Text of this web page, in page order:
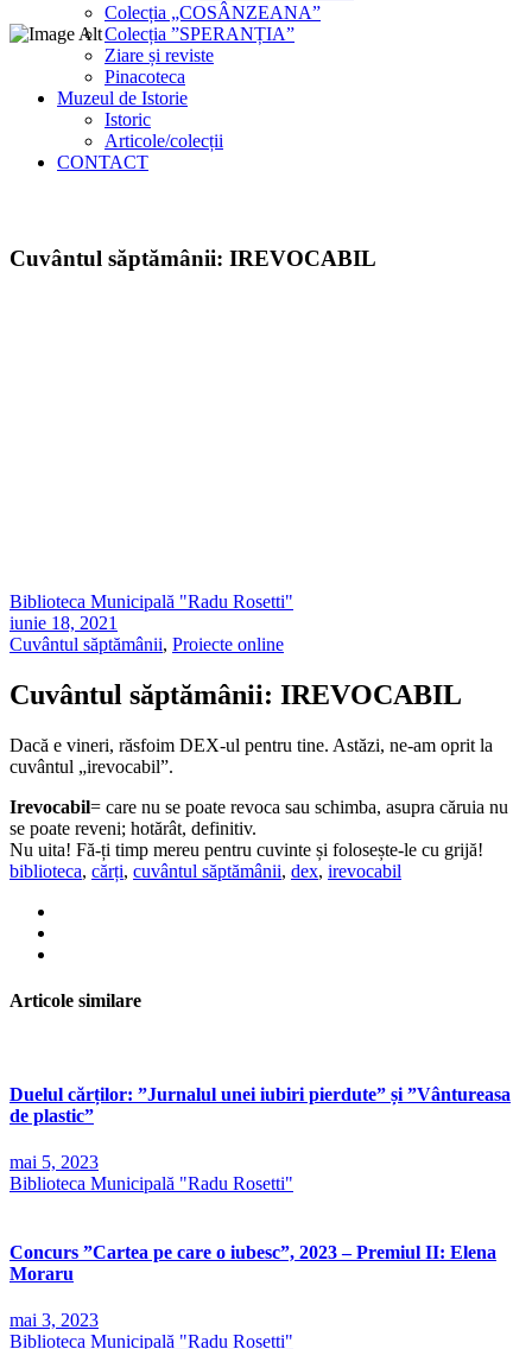
Colecția „COSÂNZEANA”
Colecția ”SPERANȚIA”
Ziare și reviste
Pinacoteca
Muzeul de Istorie
Istoric
Articole/colecții
CONTACT
Cuvântul săptămânii: IREVOCABIL
Biblioteca Municipală "Radu Rosetti"
iunie 18, 2021
Cuvântul săptămânii, Proiecte online
Cuvântul săptămânii: IREVOCABIL
Dacă e vineri, răsfoim DEX-ul pentru tine. Astăzi, ne-am oprit la
cuvântul „irevocabil”.
Irevocabil= care nu se poate revoca sau schimba, asupra căruia nu
se poate reveni; hotărât, definitiv.
Nu uita! Fă-ți timp mereu pentru cuvinte și folosește-le cu grijă!
biblioteca, cărți, cuvântul săptămânii, dex, irevocabil
Articole similare
Duelul cărților: ”Jurnalul unei iubiri pierdute” și ”Vântureasa
de plastic”
mai 5, 2023
Biblioteca Municipală "Radu Rosetti"
Concurs ”Cartea pe care o iubesc”, 2023 – Premiul II: Elena
Moraru
mai 3, 2023
Biblioteca Municipală "Radu Rosetti"